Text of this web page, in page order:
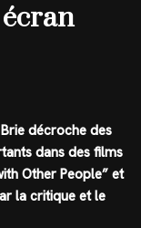
décroche des
dans des films
Other People” et
la critique et le